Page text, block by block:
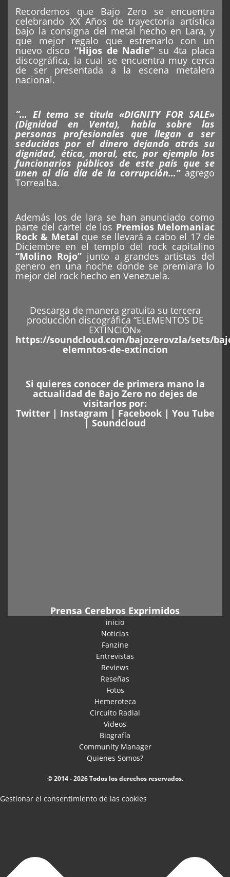
Recordemos que Bajo Zero se encuentra
celebrando XX Años de trayectoria artística
bajo la consigna del metal hecho en Lara, y
que mejor regalo que estrenarlo con un
nuevo disco “Hijos de Nadie” su 4ta placa
discográfica, la cual se encuentra muy cerca
de ser presentada a la escena metalera
nacional.
“… El tema se titula «DIGNITY FOR SALE»
(Dignidad en Venta), habla sobre las
personas profesionales que llegan a ser
seducidas por el dinero dejando atrás su
dignidad, ética, moral, etc, por ejemplo los
funcionarios públicos de este país que se
unen al día día de la corrupción…”agrego
Torrealba.
Además los de lara se han anunciado como
parte del cartel de los Premios Melomaniac
Rock & Metal que se llevará a cabo el 17 de
Diciembre en el templo del rock capitalino
“Molino Rojo”junto a grandes artistas del
genero en una noche donde se premiara lo
mejor del rock hecho en Venezuela.
Descarga de manera gratuita su tercera
producción discográfica “ELEMENTOS DE
EXTINCIÓN»
https://soundcloud.com/bajozerovzla/sets/
elemntos-de-extincion
Si quieres conocer de primera mano la
actualidad de Bajo Zero no dejes de
visitarlos por:
Twitter| Instagram | Facebook| You Tube
| Soundcloud
Prensa Cerebros Exprimidos
inicio
Noticias
Fanzine
Entrevistas
Reviews
Reseñas
Fotos
Hemeroteca
Circuito Radial
Videos
Biografía
Community Manager
Quienes Somos?
© 2014 - 2026 Todos los derechos reservados.
Gestionar el consentimiento de las cookies